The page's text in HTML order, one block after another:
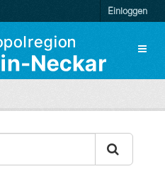
Einloggen